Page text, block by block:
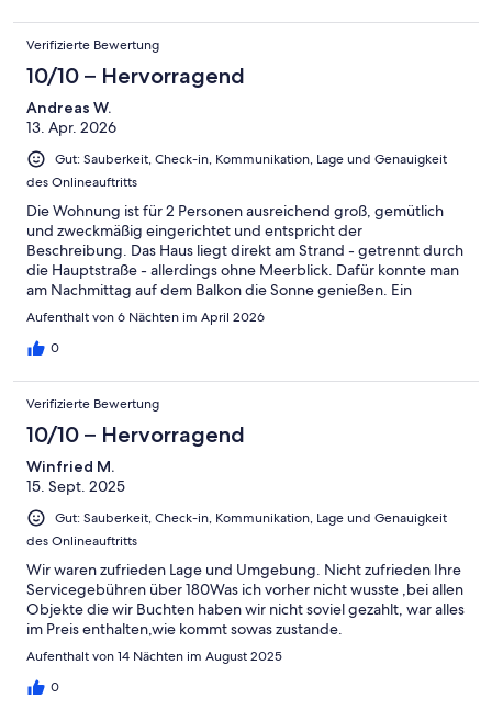
Verifizierte Bewertung
10/10 – Hervorragend
Andreas W.
13. Apr. 2026
Gut: Sauberkeit, Check-in, Kommunikation, Lage und Genauigkeit
des Onlineauftritts
Die Wohnung ist für 2 Personen ausreichend groß, gemütlich
und zweckmäßig eingerichtet und entspricht der
Beschreibung. Das Haus liegt direkt am Strand - getrennt durch
die Hauptstraße - allerdings ohne Meerblick. Dafür konnte man
am Nachmittag auf dem Balkon die Sonne genießen. Ein
Italiener direkt nebenan und der Supermarkt ist auch nicht weit
entfernt.Die Kommunikation mit dem Gastgeber war freundlich
und unkompliziert.Die Wohnung ist sicher den Mietpreis wert,
zusätzlichen Reinigungsgebühr von 25 Euro vor Ort noch 10
Euro pro Übernachtung für den mitgebrachten Hund zahlen
mussten. Dieses war dem Angebot im Internet leider nicht zu
entnehmen, sondern erst den Check-In Informationen kurz vor
der Anreise. Keine Ahnung, ob so etwas üblich ist, aber unter
diesen Voraussetzungen würde ich dort (mit Hund) nicht noch
einmal buchen.
Aufenthalt von 6 Nächten im April 2026
0
Verifizierte Bewertung
10/10 – Hervorragend
Winfried M.
15. Sept. 2025
Gut: Sauberkeit, Check-in, Kommunikation, Lage und Genauigkeit
des Onlineauftritts
Wir waren zufrieden Lage und Umgebung. Nicht zufrieden Ihre
Servicegebühren über 180Was ich vorher nicht wusste ,bei allen
Objekte die wir Buchten haben wir nicht soviel gezahlt, war alles
im Preis enthalten,wie kommt sowas zustande.
Aufenthalt von 14 Nächten im August 2025
0